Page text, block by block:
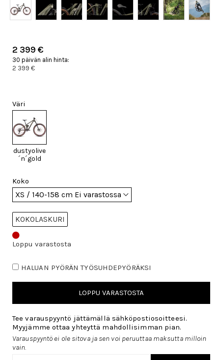
2 399 €
30 päivän alin hinta:
2 399 €
Väri
dustyolive
´n´gold
Koko
KOKOLASKURI
Loppu varastosta
HALUAN PYÖRÄN TYÖSUHDEPYÖRÄKSI
LOPPU VARASTOSTA
Tee varauspyyntö jättämällä sähköpostiosoitteesi.
Myyjämme ottaa yhteyttä mahdollisimman pian.
Varauspyyntö ei ole sitova ja sen voi peruuttaa maksutta milloin
vain.